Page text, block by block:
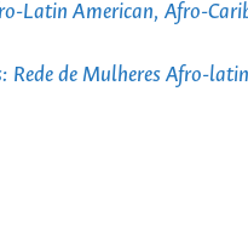
Latin American, Afro-
Rede de Mulheres Afro-